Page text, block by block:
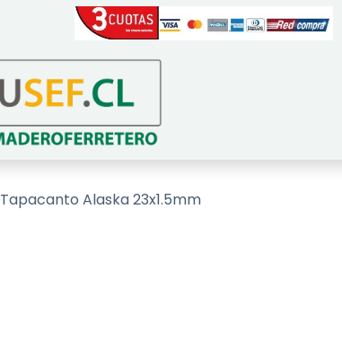
Tapacanto Alaska 23x1.5mm